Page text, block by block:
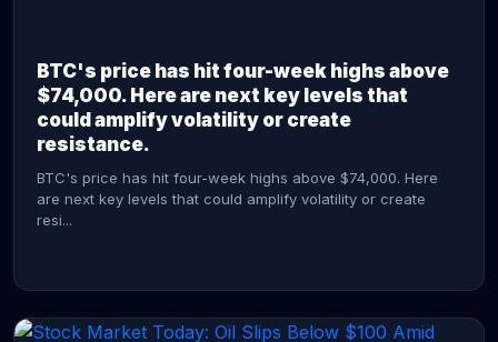
BTC's price has hit four-week highs above
$74,000. Here are next key levels that
could amplify volatility or create
resistance.
BTC's price has hit four-week highs above $74,000. Here
are next key levels that could amplify volatility or create
resi...